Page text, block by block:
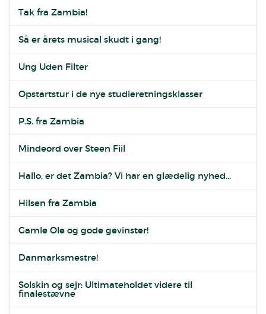
Tak fra Zambia!
Så er årets musical skudt i gang!
Ung Uden Filter
Opstartstur i de nye studieretningsklasser
P.S. fra Zambia
Mindeord over Steen Fiil
Hallo, er det Zambia? Vi har en glædelig nyhed...
Hilsen fra Zambia
Gamle Ole og gode gevinster!
Danmarksmestre!
Solskin og sejr: Ultimateholdet videre til
finalestævne